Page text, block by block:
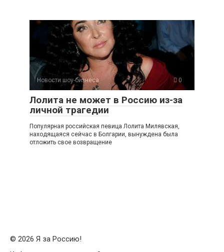
Новости шоу-бизнеса 0
Лолита не может в Россию из-за
личной трагедии
Популярная российская певица Лолита Милявская,
находящаяся сейчас в Болгарии, вынуждена была
отложить свое возвращение
© 2026 Я за Россию!